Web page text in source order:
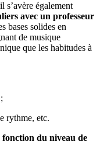
s’avère également
avec un professeur
bases solides en
de musique
que les habitudes à
etc.
fonction du niveau de